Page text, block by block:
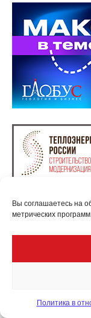
Вы соглашаетесь на
метрических
Политика в